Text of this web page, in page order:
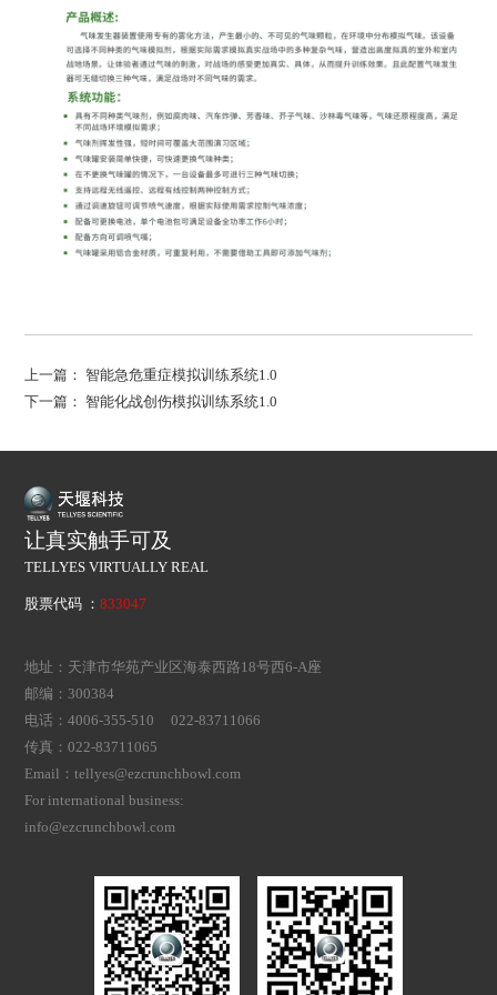
上一篇： 智能急危重症模拟训练系统1.0
下一篇： 智能化战创伤模拟训练系统1.0
让真实触手可及
TELLYES VIRTUALLY REAL
股票代码 ：833047
地址：天津市华苑产业区海泰西路18号西6-A座
邮编：300384
电话：4006-355-510 022-83711066
传真：022-83711065
Email：tellyes@ezcrunchbowl.com
For international business:
info@ezcrunchbowl.com